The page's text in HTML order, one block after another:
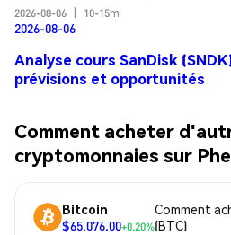
2026-08-06
10-15m
2026-08-06
Analyse cours SanDisk
prévisions et opportunités
Comment acheter
cryptomonnaies sur
Bitcoin
$65,076.00+0.20%
Comment
(BTC)